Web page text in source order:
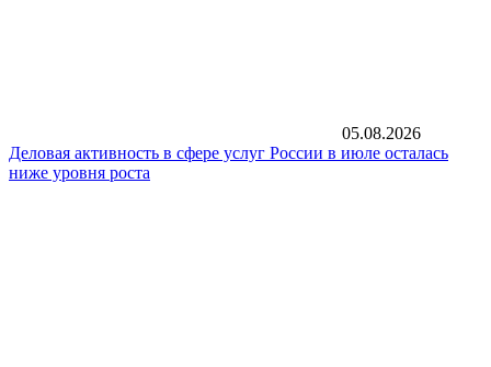
05.08.2026
Деловая активность в сфере услуг России в июле осталась
ниже уровня роста